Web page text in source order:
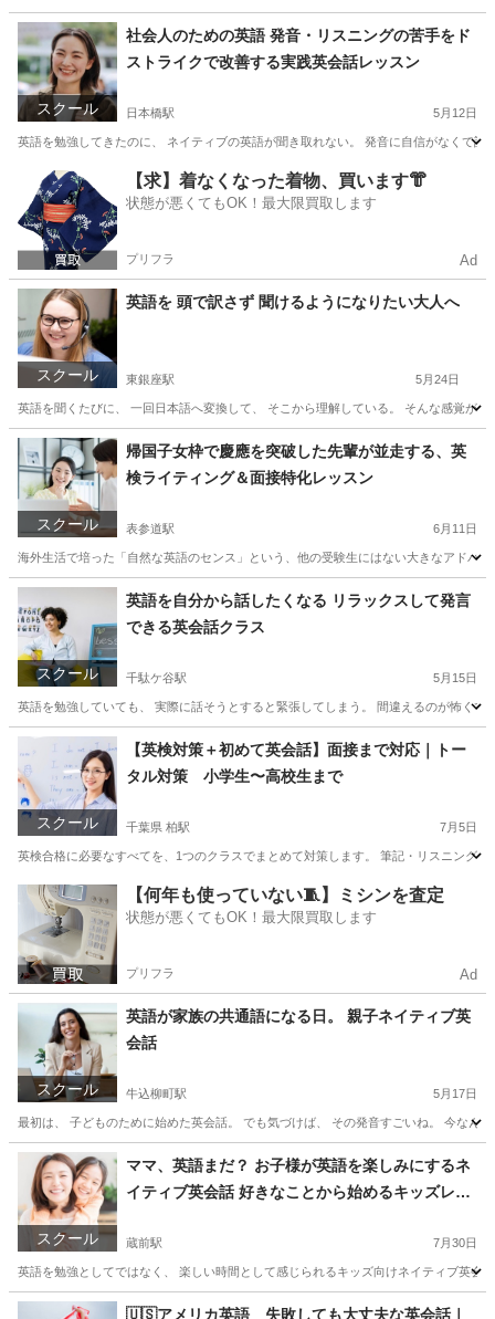
東京 港区 武蔵野台駅 英語/基礎英語 バイリンガル
スクール
社会人のための英語 発音・リスニングの苦手をド
ストライクで改善する実践英会話レッスン
日本橋駅 5月12日
英語を勉強してきたのに、 ネイティブの英語が聞き取れない。 発音に自信がなくて
東京 中央区 日本橋駅 ビジネス英語 社会人
【求】着なくなった着物、買います👘
状態が悪くてもOK！最大限買取します
プリフラ Ad
スクール
英語を 頭で訳さず 聞けるようになりたい大人へ
東銀座駅 5月24日
英語を聞くたびに、 一回日本語へ変換して、 そこから理解している。 そんな感覚が
東京 中央区 東銀座駅 発音 大人
スクール
帰国子女枠で慶應を突破した先輩が並走する、英
検ライティング＆面接特化レッスン
表参道駅 6月11日
海外生活で培った「自然な英語のセンス」という、他の受験生にはない大きなアドバ
東京 港区 表参道駅 英検 1級
スクール
英語を自分から話したくなる リラックスして発言
できる英会話クラス
千駄ケ谷駅 5月15日
英語を勉強していても、 実際に話そうとすると緊張してしまう。 間違えるのが怖く
東京 新宿区 千駄ケ谷駅 塾 クラス
スクール
【英検対策＋初めて英会話】面接まで対応｜トー
タル対策 小学生〜高校生まで
千葉県 柏駅 7月5日
英検合格に必要なすべてを、1つのクラスでまとめて対策します。 筆記・リスニング
千葉 柏市 柏駅 英会話 1級
【何年も使っていない🧵】ミシンを査定
状態が悪くてもOK！最大限買取します
プリフラ Ad
スクール
英語が家族の共通語になる日。 親子ネイティブ英
会話
牛込柳町駅 5月17日
最初は、 子どものために始めた英会話。 でも気づけば、 その発音すごいね。 今なん
東京 新宿区 牛込柳町駅 英会話 親子
スクール
ママ、英語まだ？ お子様が英語を楽しみにするネ
イティブ英会話 好きなことから始めるキッズレッ
蔵前駅 7月30日
英語を勉強としてではなく、 楽しい時間として感じられるキッズ向けネイティブ英
東京 墨田区 蔵前駅 英会話 ネイティブ
🇺🇸アメリカ英語 失敗しても大丈夫な英会話｜